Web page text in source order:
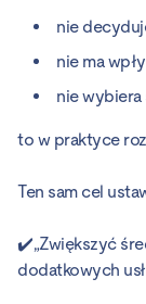
nie
nie ma
nie
to w praktyce
Ten sam cel
✔️„Zwiększyć
dodatkowych